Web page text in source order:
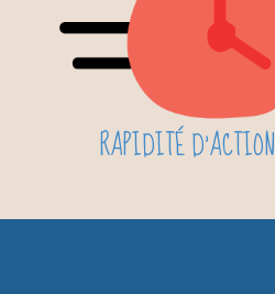
RAPIDITÉ D'ACTION